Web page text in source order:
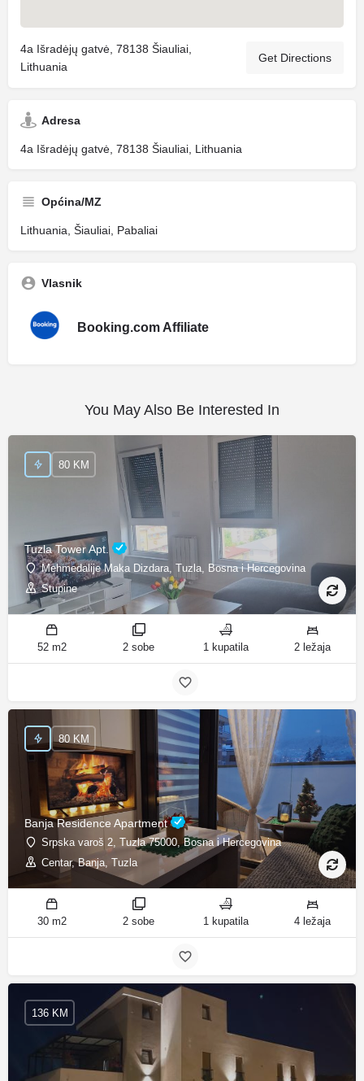
4a Išradėjų gatvė, 78138 Šiauliai,
Lithuania
Get Directions
Adresa
4a Išradėjų gatvė, 78138 Šiauliai, Lithuania
Općina/MZ
Lithuania, Šiauliai, Pabaliai
Vlasnik
Booking.com Affiliate
You May Also Be Interested In
Tuzla Tower Apt.
Mehmedalije Maka Dizdara, Tuzla, Bosna i Hercegovina
Stupine
80 KM
52 m2 2 sobe 1 kupatila 2 ležaja
Banja Residence Apartment
Srpska varoš 2, Tuzla 75000, Bosna i Hercegovina
Centar, Banja, Tuzla
80 KM
30 m2 2 sobe 1 kupatila 4 ležaja
136 KM